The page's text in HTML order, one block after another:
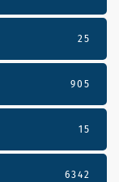
25
905
15
6342